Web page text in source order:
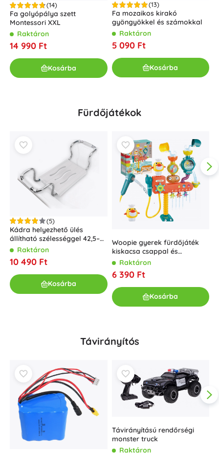
(14)
Fa golyópálya szett
Montessori XXL
Raktáron
14 990 Ft
Kosárba
(13)
Fa mozaikos kirakó
gyöngyökkel és számokkal
Raktáron
5 090 Ft
Kosárba
Fürdőjátékok
(5)
Kádra helyezhető ülés
állítható szélességgel 42,5–
65 cm, teherbírás 120 kg
Raktáron
10 490 Ft
Kosárba
Woopie gyerek fürdőjáték
kiskacsa csappal és
zuhannyal
Raktáron
6 390 Ft
Kosárba
Távirányítós
Távirányítású rendőrségi
monster truck
Raktáron